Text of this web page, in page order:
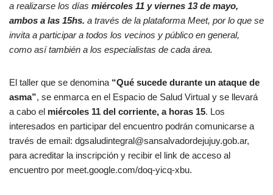
a realizarse los días miércoles 11 y viernes 13 de mayo,
ambos a las 15hs. a través de la plataforma Meet, por lo que se
invita a participar a todos los vecinos y público en general,
como así también a los especialistas de cada área.
El taller que se denomina “Qué sucede durante un ataque de
asma”, se enmarca en el Espacio de Salud Virtual y se llevará
a cabo el miércoles 11 del corriente, a horas 15. Los
interesados en participar del encuentro podrán comunicarse a
través de email: dgsaludintegral@sansalvadordejujuy.gob.ar,
para acreditar la inscripción y recibir el link de acceso al
encuentro por meet.google.com/doq-yicq-xbu.